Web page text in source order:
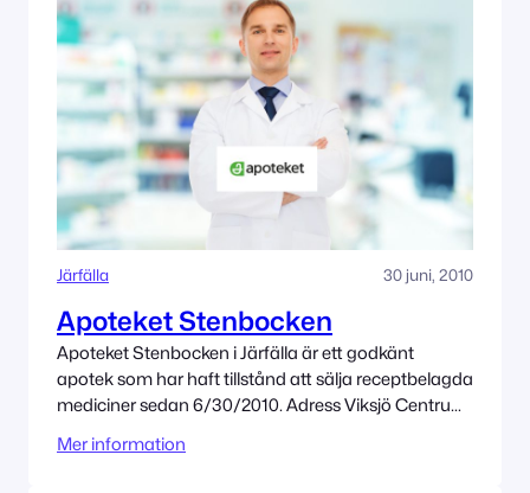
Järfälla 30 juni, 2010
Apoteket Stenbocken
Apoteket Stenbocken i Järfälla är ett godkänt
apotek som har haft tillstånd att sälja receptbelagda
mediciner sedan 6/30/2010. Adress Viksjö Centrum,
Apoteket AB
Mer information